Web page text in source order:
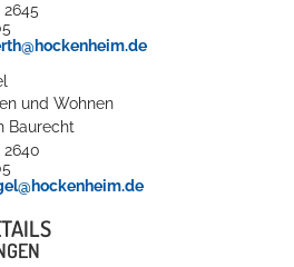
das rauschende Meer im
die pure Entspannung auf der
2645
und Wohnen
Baurecht
2640